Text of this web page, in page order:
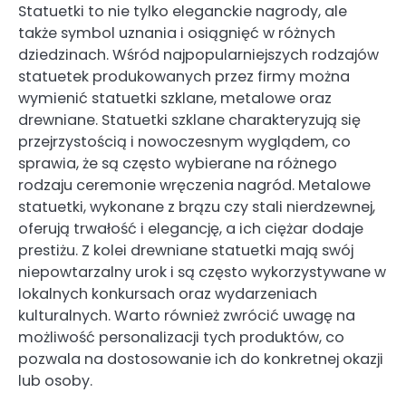
Statuetki to nie tylko eleganckie nagrody, ale
także symbol uznania i osiągnięć w różnych
dziedzinach. Wśród najpopularniejszych rodzajów
statuetek produkowanych przez firmy można
wymienić statuetki szklane, metalowe oraz
drewniane. Statuetki szklane charakteryzują się
przejrzystością i nowoczesnym wyglądem, co
sprawia, że są często wybierane na różnego
rodzaju ceremonie wręczenia nagród. Metalowe
statuetki, wykonane z brązu czy stali nierdzewnej,
oferują trwałość i elegancję, a ich ciężar dodaje
prestiżu. Z kolei drewniane statuetki mają swój
niepowtarzalny urok i są często wykorzystywane w
lokalnych konkursach oraz wydarzeniach
kulturalnych. Warto również zwrócić uwagę na
możliwość personalizacji tych produktów, co
pozwala na dostosowanie ich do konkretnej okazji
lub osoby.